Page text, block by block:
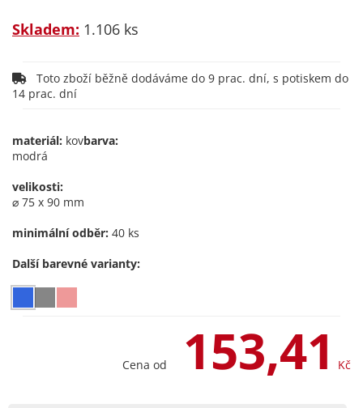
Skladem: 1.106 ks
Toto zboží běžně dodáváme do 9 prac. dní, s potiskem do
14 prac. dní
materiál: kovbarva:
modrá
velikosti:
⌀ 75 x 90 mm
minimální odběr: 40 ks
Další barevné varianty:
Cena od 153,41 Kč